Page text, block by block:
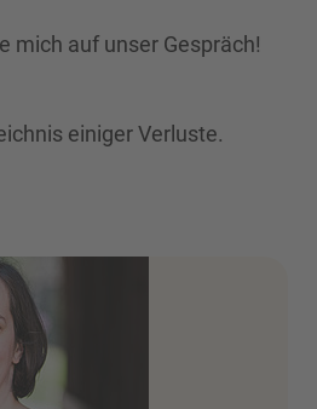
mich auf unser Gespräch!
einiger Verluste.